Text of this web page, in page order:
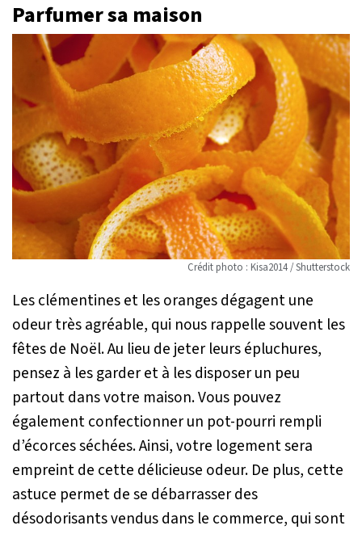
Parfumer sa maison
Crédit photo : Kisa2014 / Shutterstock
Les clémentines et les oranges dégagent une
odeur très agréable, qui nous rappelle souvent les
fêtes de Noël. Au lieu de jeter leurs épluchures,
pensez à les garder et à les disposer un peu
partout dans votre maison. Vous pouvez
également confectionner un pot-pourri rempli
d’écorces séchées. Ainsi, votre logement sera
empreint de cette délicieuse odeur. De plus, cette
astuce permet de se débarrasser des
désodorisants vendus dans le commerce, qui sont